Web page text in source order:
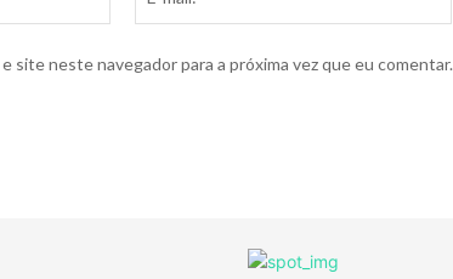
site neste navegador para a próxima vez que eu comentar.